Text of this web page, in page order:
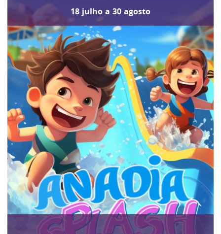
18 julho a 30 agosto